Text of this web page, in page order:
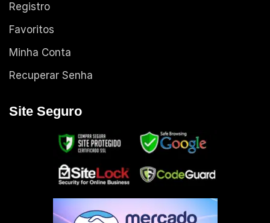
Registro
Favoritos
Minha Conta
Recuperar Senha
Site Seguro